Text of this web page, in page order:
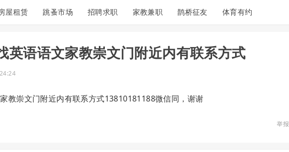
屋租赁 跳蚤市场 招聘求职 家教兼职 鹊桥征友 体育有约
英语语文家教崇文门附近内有联系方式
教崇文门附近内有联系方式13810181188微信同，谢谢
举报